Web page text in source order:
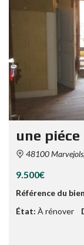
une piéce
48100
9.500€
Référence du
État: À rénover